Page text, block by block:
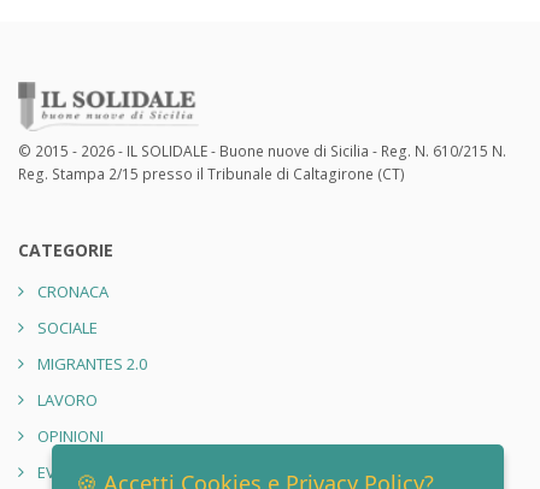
© 2015 - 2026 - IL SOLIDALE - Buone nuove di Sicilia - Reg. N. 610/215 N.
Reg. Stampa 2/15 presso il Tribunale di Caltagirone (CT)
CATEGORIE
CRONACA
SOCIALE
MIGRANTES 2.0
LAVORO
OPINIONI
EVENTI🍪 Accetti Cookies e Privacy Policy?